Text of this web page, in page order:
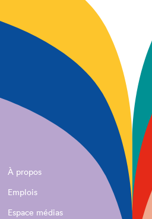
À propos
Emplois
Espace médias